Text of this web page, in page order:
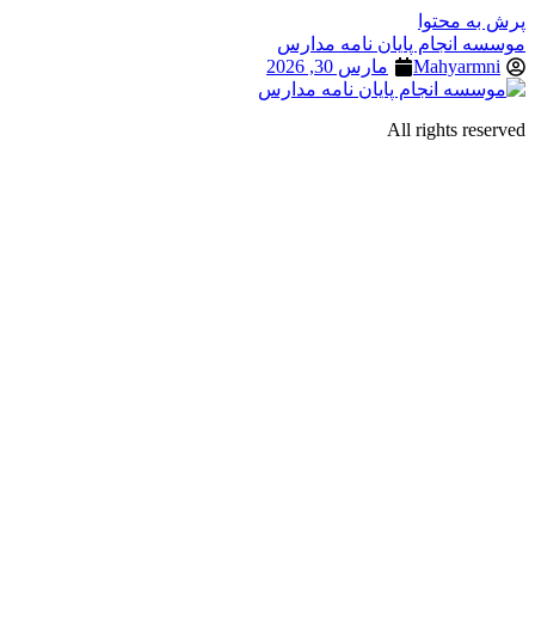
پرش به محتوا
موسسه انجام پایان نامه مدارس
Mahyarmni
مارس 30, 2026
All rights reserved